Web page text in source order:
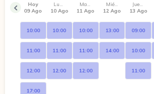
Hoy
09 Ago
10:00
11:00
12:00
17:00
Lunes
10 Ago
10:00
11:00
12:00
Martes
11 Ago
10:00
11:00
12:00
Miércoles
12 Ago
13:00
14:00
Jueves
13 Ago
09:00
10:00
11:00